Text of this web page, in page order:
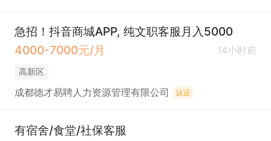
急招！抖音商城APP, 纯文职客服月入5000
4000-7000元/月
14小时前
高新区
成都德才易聘人力资源管理有限公司 认证
有宿舍/食堂/社保客服